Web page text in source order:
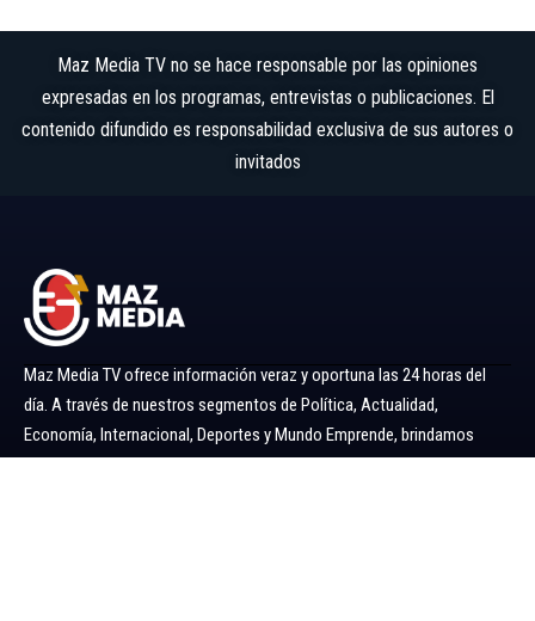
Maz Media TV no se hace responsable por las opiniones
expresadas en los programas, entrevistas o publicaciones. El
contenido difundido es responsabilidad exclusiva de sus autores o
invitados
Maz Media TV ofrece información veraz y oportuna las 24 horas del
día. A través de nuestros segmentos de Política, Actualidad,
Economía, Internacional, Deportes y Mundo Emprende, brindamos
noticias y análisis confiables para mantenerlo siempre informado.